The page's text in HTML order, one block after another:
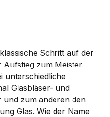
Schritt auf der
zum Meister.
unterschiedliche
Glasbläser- und
und zum anderen den
Glas. Wie der Name